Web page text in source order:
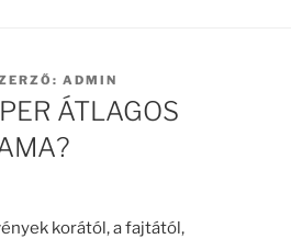
ADMIN
ÁTLAGOS
korától, a fajtától,